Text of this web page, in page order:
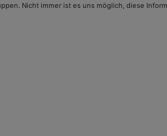
Nicht immer ist es uns möglich, diese